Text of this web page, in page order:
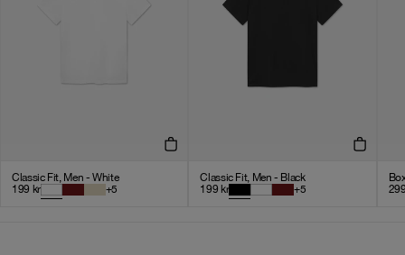
Classic Fit, Men - White
199 kr +5
Classic Fit, Men - Black
199 kr +5